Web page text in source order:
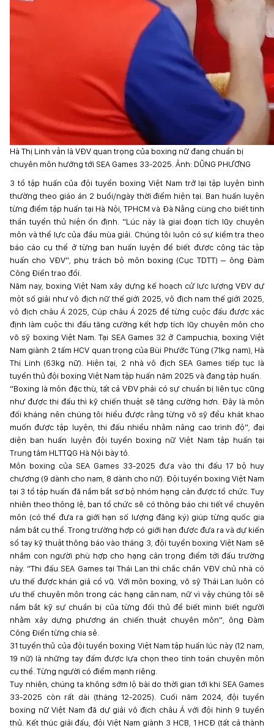
Hà Thị Linh vẫn là VĐV quan trọng của boxing nữ đang chuẩn bị
chuyên môn hướng tới SEA Games 33-2025. Ảnh: DŨNG PHƯƠNG
3 tổ tập huấn của đội tuyển boxing Việt Nam trở lại tập luyện bình
thường theo giáo án 2 buổi/ngày thời điểm hiện tại. Ban huấn luyện
từng điểm tập huấn tại Hà Nội, TPHCM và Đà Nẵng cùng cho biết tinh
thần tuyển thủ hiện ổn định. “Lúc này là giai đoạn tích lũy chuyên
môn và thể lực của đầu mùa giải. Chúng tôi luôn có sự kiểm tra theo
báo cáo cụ thể ở từng ban huấn luyện để biết được công tác tập
huấn cho VĐV”, phụ trách bộ môn boxing (Cục TDTT) – ông Đàm
Công Điền trao đổi.
Năm nay, boxing Việt Nam xây dựng kế hoạch cử lực lượng VĐV dự
một số giải như vô địch nữ thế giới 2025, vô địch nam thế giới 2025,
vô địch châu Á 2025, Cúp châu Á 2025 để từng cuộc đấu được xác
định làm cuộc thi đấu tăng cường kết hợp tích lũy chuyên môn cho
võ sỹ boxing Việt Nam. Tại SEA Games 32 ở Campuchia, boxing Việt
Nam giành 2 tấm HCV quan trọng của Bùi Phước Tùng (71kg nam), Hà
Thị Linh (63kg nữ). Hiện tại, 2 nhà vô địch SEA Games tiếp tục là
tuyển thủ đội boxing Việt Nam tập huấn năm 2025 và đang tập huấn.
“Boxing là môn đặc thù, tất cả VĐV phải có sự chuẩn bị liên tục cũng
như được thi đấu thì kỹ chiến thuật sẽ tăng cường hơn. Đây là môn
đối kháng nên chúng tôi hiểu được rằng từng võ sỹ đều khát khao
muốn được tập luyện, thi đấu nhiều nhằm nâng cao trình độ”, đại
diện ban huấn luyện đội tuyển boxing nữ Việt Nam tập huấn tại
Trung tâm HLTTQG Hà Nội bày tỏ.
Môn boxing của SEA Games 33-2025 đưa vào thi đấu 17 bộ huy
chương (9 dành cho nam, 8 dành cho nữ). Đội tuyển boxing Việt Nam
tại 3 tổ tập huấn đã nắm bắt sơ bộ nhóm hạng cân được tổ chức. Tuy
nhiên theo thông lệ, ban tổ chức sẽ có thông báo chi tiết về chuyên
môn (có thể đưa ra giới hạn số lượng đăng ký) giúp từng quốc gia
nắm bắt cụ thể. Trong trường hợp có giới hạn được đưa ra và dự kiến
sổ tay kỹ thuật thông báo vào tháng 3, đội tuyển boxing Việt Nam sẽ
nhắm con người phù hợp cho hạng cân trọng điểm tới đấu trường
này. “Thi đấu SEA Games tại Thái Lan thì chắc chắn VĐV chủ nhà có
ưu thế được khán giả cổ vũ. Với môn boxing, võ sỹ Thái Lan luôn có
ưu thế chuyên môn trong các hạng cân nam, nữ vì vậy chúng tôi sẽ
nắm bắt kỹ sự chuẩn bị của từng đối thủ để biết mình biết người
nhằm xây dựng phương án chiến thuật chuyên môn”, ông Đàm
Công Điền từng chia sẻ.
31 tuyển thủ của đội tuyển boxing Việt Nam tập huấn lúc này (12 nam,
19 nữ) là những tay đấm được lựa chọn theo tính toán chuyên môn
cụ thể. Từng người có điểm mạnh riêng.
Tuy nhiên, chúng ta không sớm lộ bài do thời gian tới khi SEA Games
33-2025 còn rất dài (tháng 12-2025). Cuối năm 2024, đội tuyển
boxing nữ Việt Nam đã dự giải vô địch châu Á với đội hình 9 tuyển
thủ. Kết thúc giải đấu, đội Việt Nam giành 3 HCB, 1 HCĐ (tất cả thành